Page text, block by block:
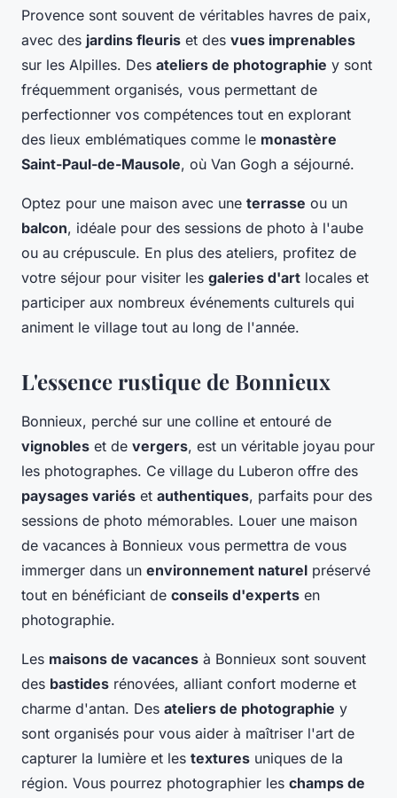
Provence sont souvent de véritables havres de paix,
avec des jardins fleuris et des vues imprenables
sur les Alpilles. Des ateliers de photographie y sont
fréquemment organisés, vous permettant de
perfectionner vos compétences tout en explorant
des lieux emblématiques comme le monastère
Saint-Paul-de-Mausole, où Van Gogh a séjourné.
Optez pour une maison avec une terrasse ou un
balcon, idéale pour des sessions de photo à l'aube
ou au crépuscule. En plus des ateliers, profitez de
votre séjour pour visiter les galeries d'art locales et
participer aux nombreux événements culturels qui
animent le village tout au long de l'année.
L'essence rustique de Bonnieux
Bonnieux, perché sur une colline et entouré de
vignobles et de vergers, est un véritable joyau pour
les photographes. Ce village du Luberon offre des
paysages variés et authentiques, parfaits pour des
sessions de photo mémorables. Louer une maison
de vacances à Bonnieux vous permettra de vous
immerger dans un environnement naturel préservé
tout en bénéficiant de conseils d'experts en
photographie.
Les maisons de vacances à Bonnieux sont souvent
des bastides rénovées, alliant confort moderne et
charme d'antan. Des ateliers de photographie y
sont organisés pour vous aider à maîtriser l'art de
capturer la lumière et les textures uniques de la
région. Vous pourrez photographier les champs de